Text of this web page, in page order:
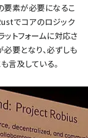
要素が必要になるこ
でコアのロジック
トフォームに対応さ
要となり、必ずしも
言及している。